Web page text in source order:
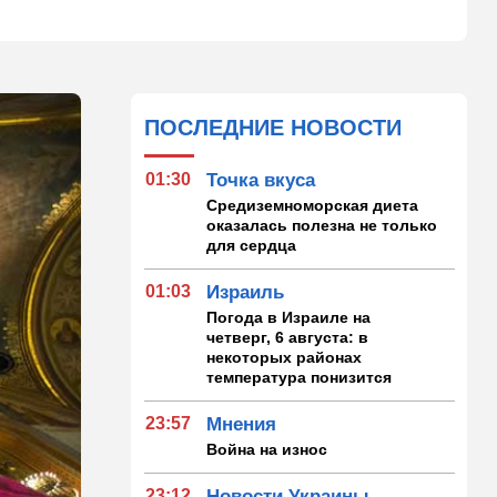
ПОСЛЕДНИЕ НОВОСТИ
01:30 Точка вкуса
Средиземноморская диета
оказалась полезна не только
для сердца
01:03 Израиль
Погода в Израиле на
четверг, 6 августа: в
некоторых районах
температура понизится
23:57 Мнения
Война на износ